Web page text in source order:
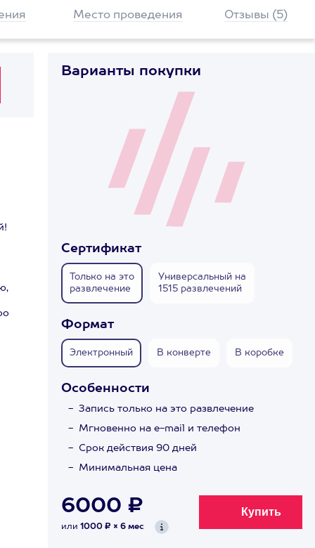
Место проведения Отзывы (5)
Варианты покупки
Сертификат
Только на это
развлечение
Универсальный на
1515 развлечений
Формат
Электронный В конверте В коробке
Особенности
Запись только на это развлечение
Мгновенно на e-mail и телефон
Срок действия 90 дней
Минимальная цена
6000 ₽
или 1000 ₽ × 6 мес